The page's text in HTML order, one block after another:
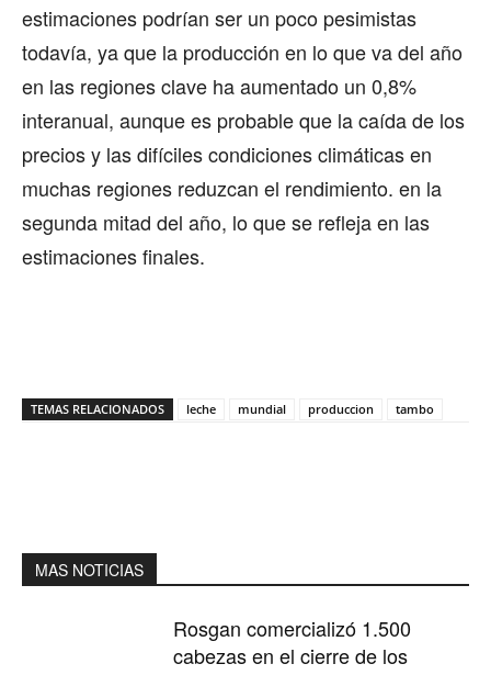
estimaciones podrían ser un poco pesimistas
todavía, ya que la producción en lo que va del año
en las regiones clave ha aumentado un 0,8%
interanual, aunque es probable que la caída de los
precios y las difíciles condiciones climáticas en
muchas regiones reduzcan el rendimiento. en la
segunda mitad del año, lo que se refleja en las
estimaciones finales.
TEMAS RELACIONADOS leche mundial produccion tambo
MAS NOTICIAS
Rosgan comercializó 1.500
cabezas en el cierre de los